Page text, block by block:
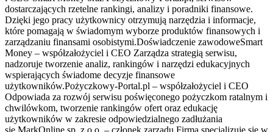
dostarczających rzetelne rankingi, analizy i poradniki finansowe.
Dzięki jego pracy użytkownicy otrzymują narzędzia i informacje,
które pomagają w świadomym wyborze produktów finansowych i
zarządzaniu finansami osobistymi.Doświadczenie zawodoweSmart
Money – współzałożyciel i CEO Zarządza strategią serwisu,
nadzoruje tworzenie analiz, rankingów i narzędzi edukacyjnych
wspierających świadome decyzje finansowe
użytkowników.Pożyczkowy-Portal.pl – współzałożyciel i CEO
Odpowiada za rozwój serwisu poświęconego pożyczkom ratalnym i
chwilówkom, tworzenie rankingów ofert oraz edukację
użytkowników w zakresie odpowiedzialnego zadłużania
się.MarkOnline sp. z o.o. – członek zarządu Firma specjalizuje się w